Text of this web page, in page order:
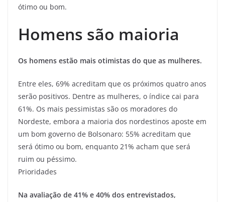
ótimo ou bom.
Homens são maioria
Os homens estão mais otimistas do que as mulheres.
Entre eles, 69% acreditam que os próximos quatro anos
serão positivos. Dentre as mulheres, o índice cai para
61%. Os mais pessimistas são os moradores do
Nordeste, embora a maioria dos nordestinos aposte em
um bom governo de Bolsonaro: 55% acreditam que
será ótimo ou bom, enquanto 21% acham que será
ruim ou péssimo.
Prioridades
Na avaliação de 41% e 40% dos entrevistados,